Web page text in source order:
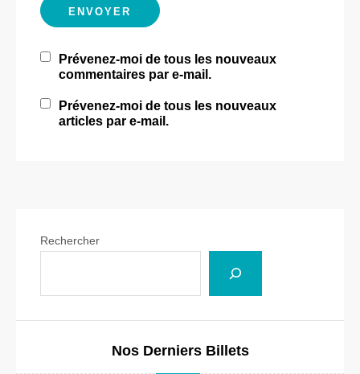
Prévenez-moi de tous les nouveaux
commentaires par e-mail.
Prévenez-moi de tous les nouveaux
articles par e-mail.
Rechercher
Nos Derniers Billets